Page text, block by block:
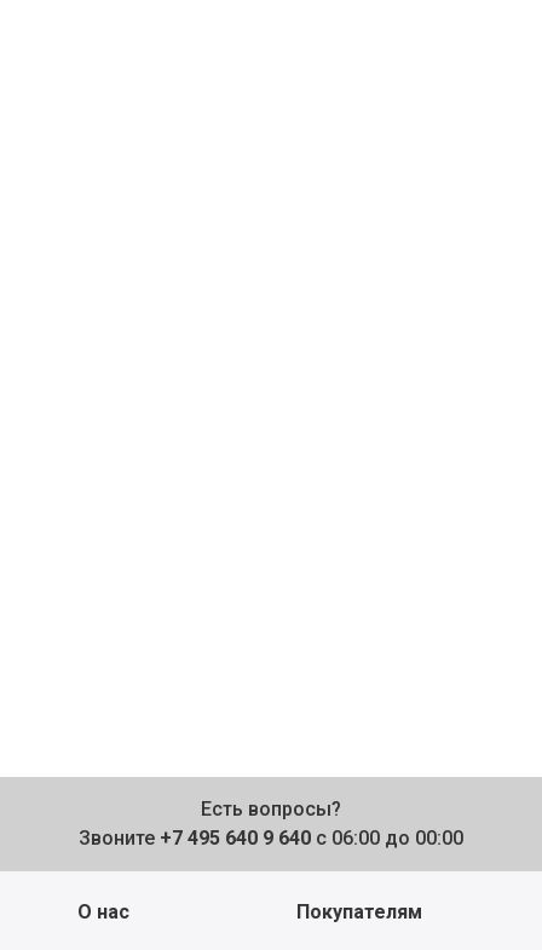
Есть вопросы?
Звоните +7 495 640 9 640 с 06:00 до 00:00
О нас Покупателям